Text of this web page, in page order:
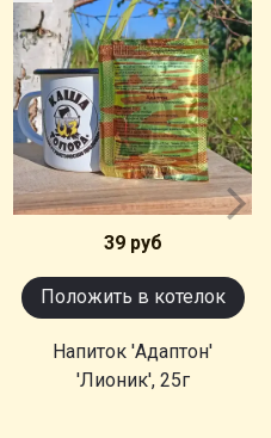
39 руб
Положить в котелок
Напиток 'Адаптон'
'Лионик', 25г